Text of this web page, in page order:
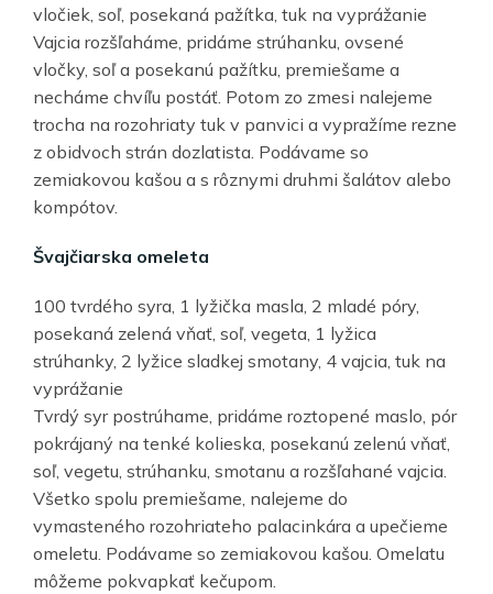
vločiek, soľ, posekaná pažítka, tuk na vyprážanie
Vajcia rozšľaháme, pridáme strúhanku, ovsené
vločky, soľ a posekanú pažítku, premiešame a
necháme chvíľu postáť. Potom zo zmesi nalejeme
trocha na rozohriaty tuk v panvici a vypražíme rezne
z obidvoch strán dozlatista. Podávame so
zemiakovou kašou a s rôznymi druhmi šalátov alebo
kompótov.
Švajčiarska omeleta
100 tvrdého syra, 1 lyžička masla, 2 mladé póry,
posekaná zelená vňať, soľ, vegeta, 1 lyžica
strúhanky, 2 lyžice sladkej smotany, 4 vajcia, tuk na
vyprážanie
Tvrdý syr postrúhame, pridáme roztopené maslo, pór
pokrájaný na tenké kolieska, posekanú zelenú vňať,
soľ, vegetu, strúhanku, smotanu a rozšľahané vajcia.
Všetko spolu premiešame, nalejeme do
vymasteného rozohriateho palacinkára a upečieme
omeletu. Podávame so zemiakovou kašou. Omelatu
môžeme pokvapkať kečupom.